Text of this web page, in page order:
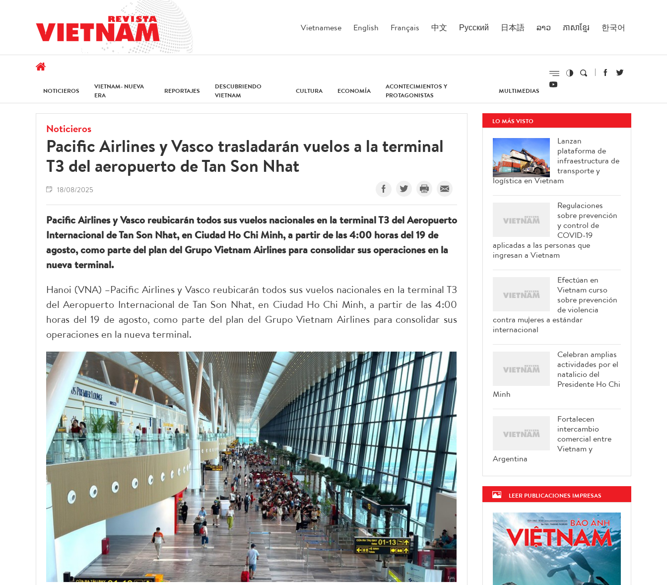
Vietnamese English Français 中文 Русский 日本語 ລາວ ភាសាខ្មែរ 한국어
NOTICIEROS
VIETNAM- NUEVA
ERA
REPORTAJES
DESCUBRIENDO
VIETNAM
CULTURA ECONOMÍA
ACONTECIMIENTOS Y
PROTAGONISTAS
MULTIMEDIAS
Noticieros
Pacific Airlines y Vasco trasladarán vuelos a la terminal
T3 del aeropuerto de Tan Son Nhat
18/08/2025
Pacific Airlines y Vasco reubicarán todos sus vuelos nacionales en la terminal T3 del Aeropuerto
Internacional de Tan Son Nhat, en Ciudad Ho Chi Minh, a partir de las 4:00 horas del 19 de
agosto, como parte del plan del Grupo Vietnam Airlines para consolidar sus operaciones en la
nueva terminal.
Hanoi (VNA) –Pacific Airlines y Vasco reubicarán todos sus vuelos nacionales en la terminal T3
del Aeropuerto Internacional de Tan Son Nhat, en Ciudad Ho Chi Minh, a partir de las 4:00
horas del 19 de agosto, como parte del plan del Grupo Vietnam Airlines para consolidar sus
operaciones en la nueva terminal.
LO MÁS VISTO
Lanzan
plataforma de
infraestructura de
transporte y
logística en Vietnam
Regulaciones
sobre prevención
y control de
COVID-19
aplicadas a las personas que
ingresan a Vietnam
Efectúan en
Vietnam curso
sobre prevención
de violencia
contra mujeres a estándar
internacional
Celebran amplias
actividades por el
natalicio del
Presidente Ho Chi
Minh
Fortalecen
intercambio
comercial entre
Vietnam y
Argentina
LEER PUBLICACIONES IMPRESAS